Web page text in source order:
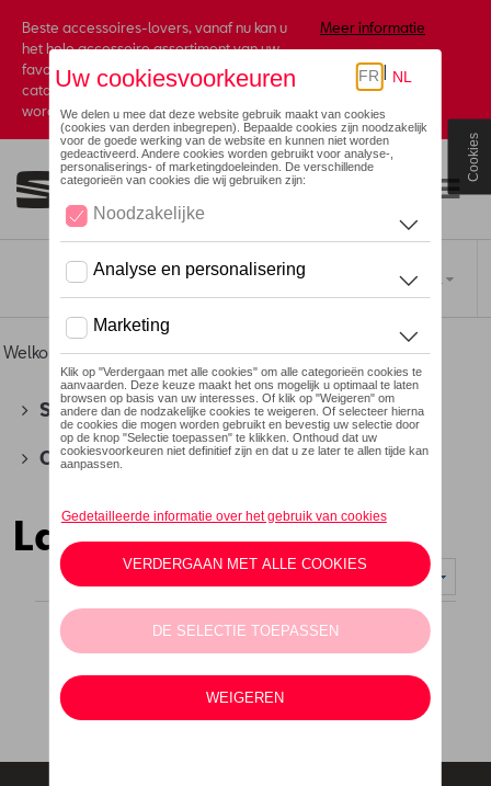
Beste accessoires-lovers, vanaf nu kan u
het hele accessoire assortiment van uw
favoriete merk terugvinden in de online
catalogus. Deze kunnen steeds besteld
worden via uw dealer.
Meer informatie
Toggle navigation
Welkom >Voor u >Bagage > Laptoptassen
SEAT(178)
CUPRA(201)
Laptoptassen
Cookies